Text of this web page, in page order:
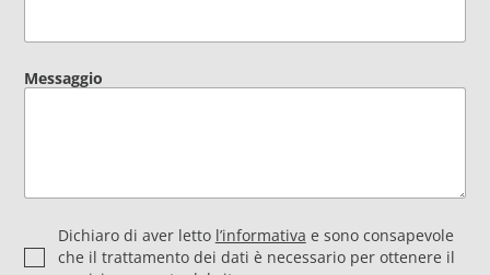
Messaggio
r
Dichiaro di aver letto l’informativa e sono consapevole
che il trattamento dei dati è necessario per ottenere il